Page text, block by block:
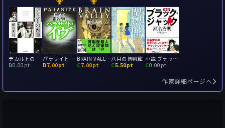
デカルトの密室
D0.00pt
パラサイト・イヴ
B7.00pt
BRAIN VALLEY
C7.00pt
八月の博物館
C5.50pt
小説 ブラック・ジャック
C0.00pt
作家詳細ページへ